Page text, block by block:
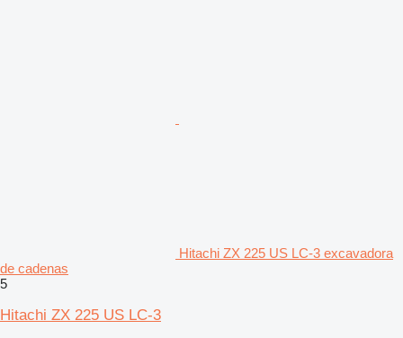
Hitachi ZX 225 US LC-3 excavadora
de cadenas
5
Hitachi ZX 225 US LC-3